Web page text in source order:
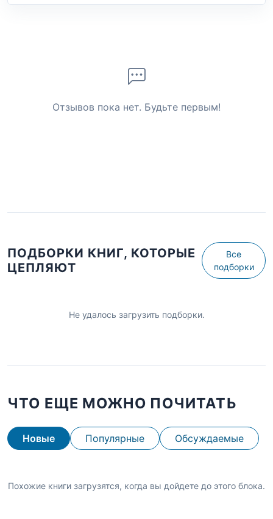
Отзывов пока нет. Будьте первым!
ПОДБОРКИ КНИГ, КОТОРЫЕ
ЦЕПЛЯЮТ
Все
подборки
Не удалось загрузить подборки.
ЧТО ЕЩЕ МОЖНО ПОЧИТАТЬ
Новые Популярные Обсуждаемые
Похожие книги загрузятся, когда вы дойдете до этого блока.